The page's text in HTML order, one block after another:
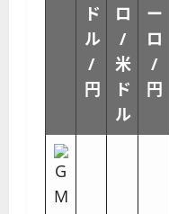
ド
ル
/
円
ロ
/
米
ド
ル
ー
ロ
/
円